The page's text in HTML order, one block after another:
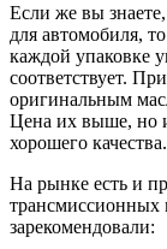
Если же вы
для автомобиля,
каждой упаковке
соответствует.
оригинальным
Цена их выше, но и
хорошего качества.
На рынке есть и
трансмиссионных
зарекомендовали: